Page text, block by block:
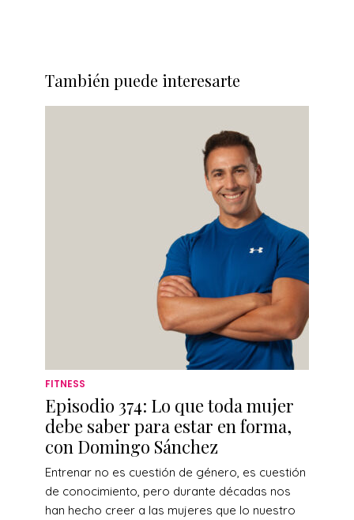
También puede interesarte
FITNESS
Episodio 374: Lo que toda mujer
debe saber para estar en forma,
con Domingo Sánchez
Entrenar no es cuestión de género, es cuestión
de conocimiento, pero durante décadas nos
han hecho creer a las mujeres que lo nuestro